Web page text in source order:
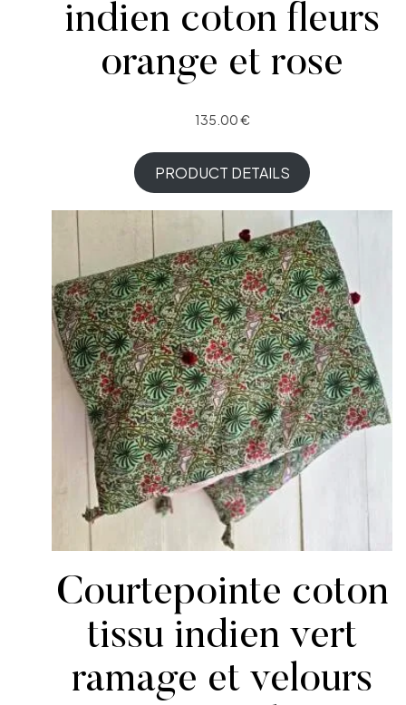
indien coton fleurs
orange et rose
135.00€
PRODUCT DETAILS
Courtepointe coton
tissu indien vert
ramage et velours